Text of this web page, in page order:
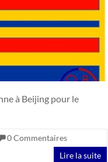
à Beijing pour le
0 Commentaires
Lire la suite